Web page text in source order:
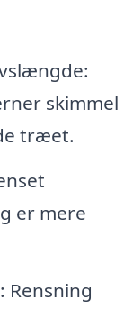
skimmel
træet.
er mere
Rensning